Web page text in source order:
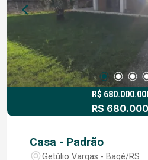
espaço, versatilidade e
R$
R$
Casa - Padrão
Getúlio Vargas - Bagé/RS